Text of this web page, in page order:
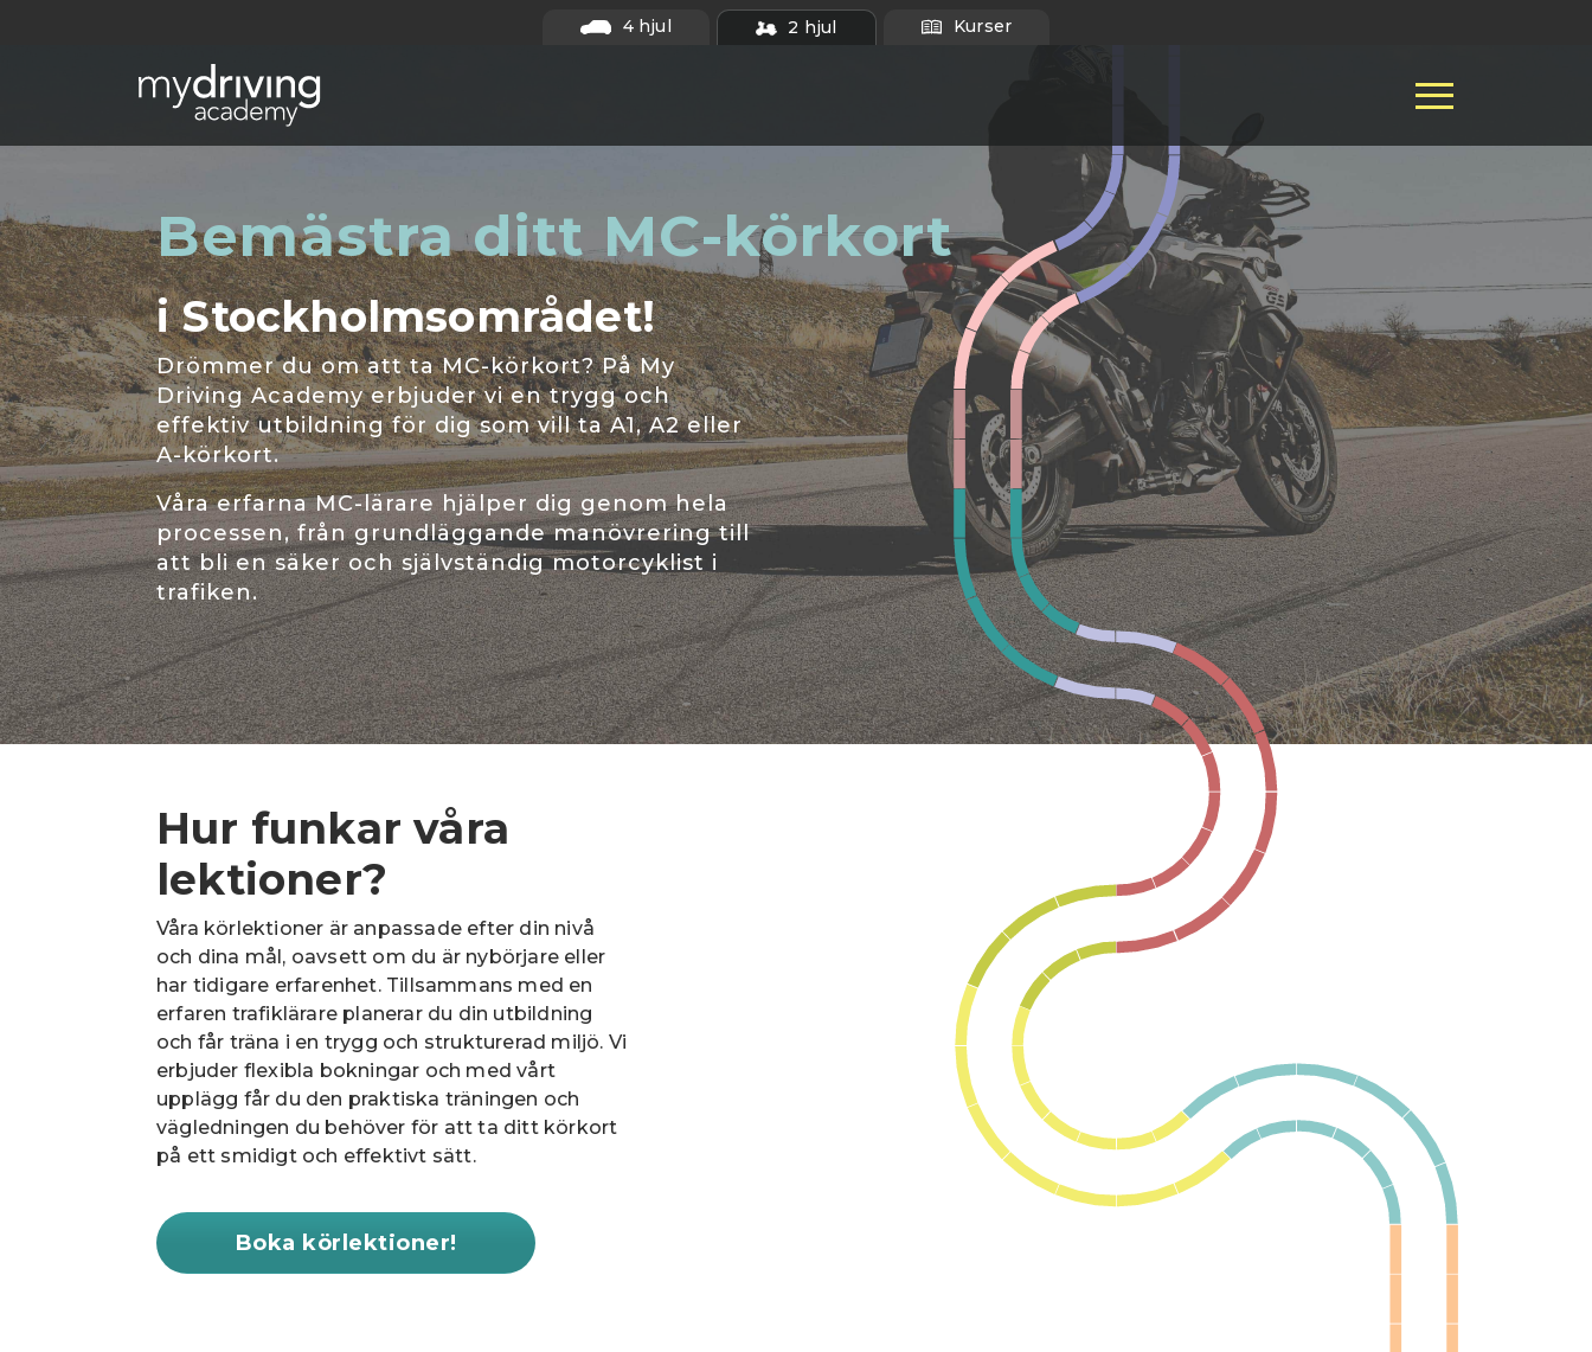
4 hjul 2 hjul Kurser
Bemästra ditt MC-körkort
i Stockholmsområdet!
Drömmer du om att ta MC-körkort? På My
Driving Academy erbjuder vi en trygg och
effektiv utbildning för dig som vill ta A1, A2 eller
A-körkort.
Våra erfarna MC-lärare hjälper dig genom hela
processen, från grundläggande manövrering till
att bli en säker och självständig motorcyklist i
trafiken.
Hur funkar våra
lektioner?
Våra körlektioner är anpassade efter din nivå
och dina mål, oavsett om du är nybörjare eller
har tidigare erfarenhet. Tillsammans med en
erfaren trafiklärare planerar du din utbildning
och får träna i en trygg och strukturerad miljö. Vi
erbjuder flexibla bokningar och med vårt
upplägg får du den praktiska träningen och
vägledningen du behöver för att ta ditt körkort
på ett smidigt och effektivt sätt.
Boka körlektioner!